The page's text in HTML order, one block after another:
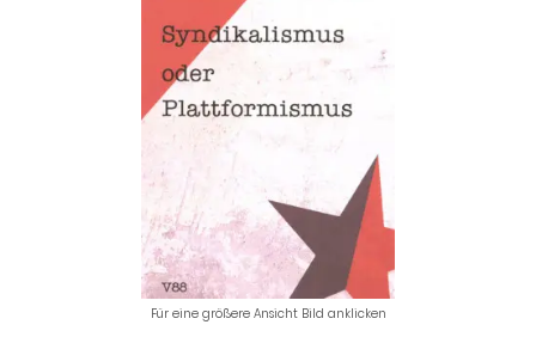
Für eine größere Ansicht Bild anklicken